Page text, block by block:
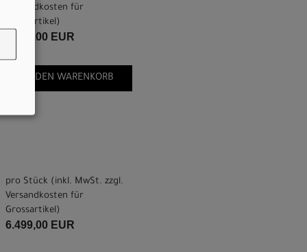
Versandkosten für
Grossartikel )
6.499,00 EUR
IN DEN WARENKORB
pro Stück (inkl. MwSt. zzgl.
Versandkosten für
Grossartikel )
6.499,00 EUR